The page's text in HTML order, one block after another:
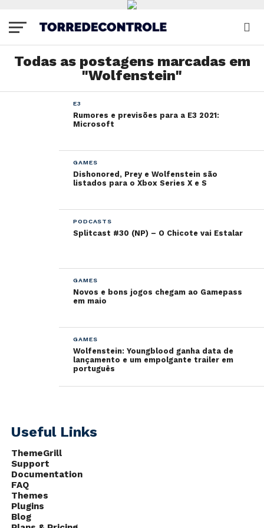
Todas as postagens marcadas em
"Wolfenstein"
E3
Rumores e previsões para a E3 2021:
Microsoft
GAMES
Dishonored, Prey e Wolfenstein são
listados para o Xbox Series X e S
PODCASTS
Splitcast #30 (NP) – O Chicote vai Estalar
GAMES
Novos e bons jogos chegam ao Gamepass
em maio
GAMES
Wolfenstein: Youngblood ganha data de
lançamento e um empolgante trailer em
português
Useful Links
ThemeGrill
Support
Documentation
FAQ
Themes
Plugins
Blog